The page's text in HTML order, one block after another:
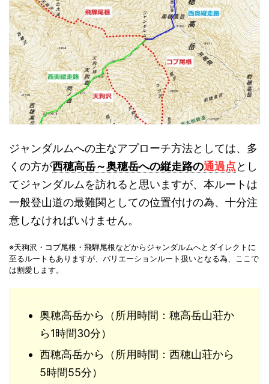
ジャンダルムへの主なアプローチ方法としては、多
くの方が西穂高岳～奥穂岳への縦走路の通過点とし
てジャンダルムを訪れると思いますが、本ルートは
一般登山道の最難関としての位置付けの為、十分注
意しなければいけません。
※天狗沢・コブ尾根・飛騨尾根などからジャンダルムへとダイレクトに
至るルートもありますが、バリエーションルート扱いとなる為、ここで
は割愛します。
奥穂高岳から（所用時間：穂高岳山荘か
ら1時間30分）
西穂高岳から（所用時間：西穂山荘から
5時間55分）